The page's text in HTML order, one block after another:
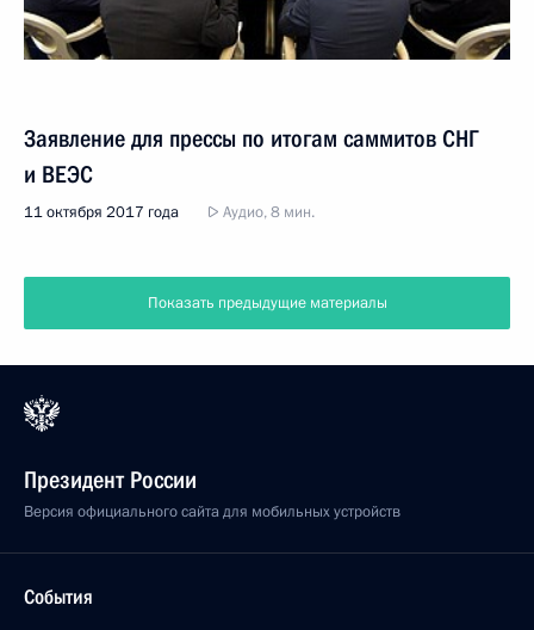
Заявление для прессы по итогам саммитов СНГ
и ВЕЭС
11 октября 2017 года Аудио, 8 мин.
Показать предыдущие материалы
Президент России
Версия официального сайта для мобильных устройств
События